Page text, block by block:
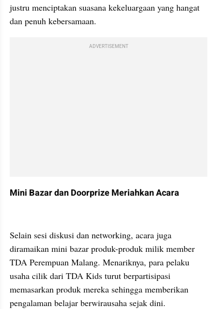
justru menciptakan suasana kekeluargaan yang hangat
dan penuh kebersamaan.
ADVERTISEMENT
Mini Bazar dan Doorprize Meriahkan Acara
Selain sesi diskusi dan networking, acara juga
diramaikan mini bazar produk-produk milik member
TDA Perempuan Malang. Menariknya, para pelaku
usaha cilik dari TDA Kids turut berpartisipasi
memasarkan produk mereka sehingga memberikan
pengalaman belajar berwirausaha sejak dini.